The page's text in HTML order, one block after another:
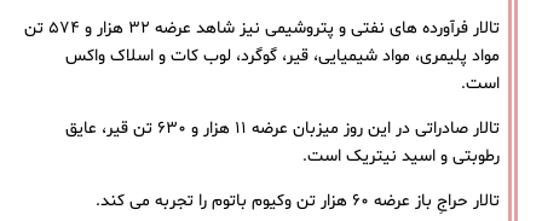
تالار فرآورده های نفتی و پتروشیمی نیز شاهد عرضه ۳۲ هزار و ۵۷۴ تن
مواد پلیمری، مواد شیمیایی، قیر، گوگرد، لوب کات و اسلاک واکس
است.
تالار صادراتی در این روز میزبان عرضه ۱۱ هزار و ۶۳۰ تن قیر، عایق
رطوبتی و اسید نیتریک است.
تالار حراجِ باز عرضه ۶۰ هزار تن وکیوم باتوم را تجربه می کند.